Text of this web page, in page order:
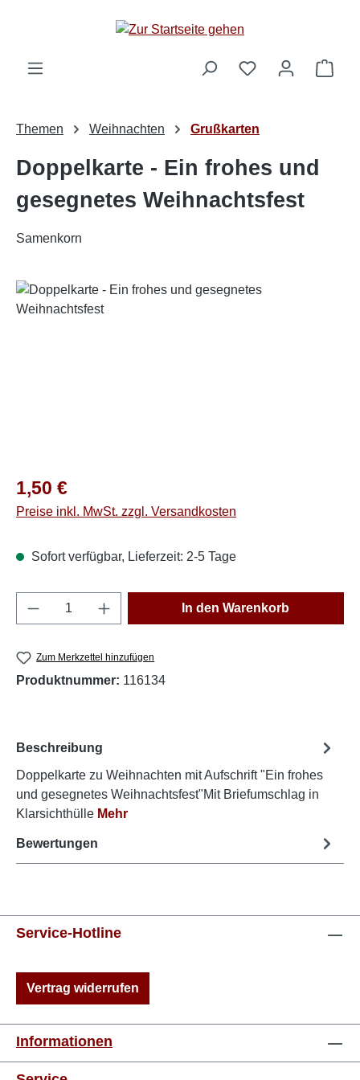
Zum Hauptinhalt springen
Themen Weihnachten Grußkarten
Doppelkarte - Ein frohes und
gesegnetes Weihnachtsfest
Samenkorn
Bildergalerie überspringen
Regulärer Preis:
1,50 €
Preise inkl. MwSt. zzgl. Versandkosten
Sofort verfügbar, Lieferzeit: 2-5 Tage
Produkt Anzahl: Gib den gewünschten
In den Warenkorb
Zum Merkzettel hinzufügen
Produktnummer: 116134
Beschreibung
Doppelkarte zu Weihnachten mit Aufschrift "Ein frohes
und gesegnetes Weihnachtsfest"Mit Briefumschlag in
Klarsichthülle Mehr
Bewertungen
Service-Hotline
Vertrag widerrufen
Informationen